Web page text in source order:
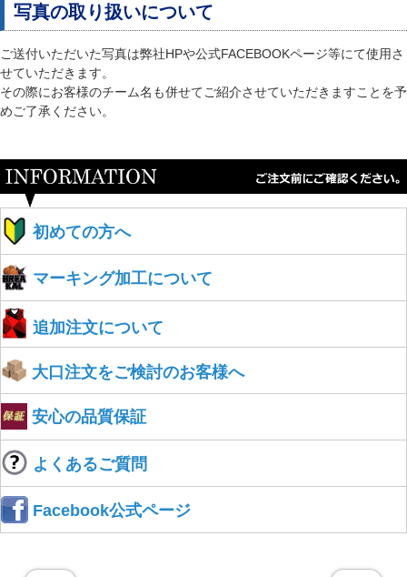
写真の取り扱いについて
ご送付いただいた写真は弊社HPや公式FACEBOOKページ等にて使用さ
せていただきます。
その際にお客様のチーム名も併せてご紹介させていただきますことを予
めご了承ください。
初めての方へ
マーキング加工について
追加注文について
大口注文をご検討のお客様へ
安心の品質保証
よくあるご質問
Facebook公式ページ